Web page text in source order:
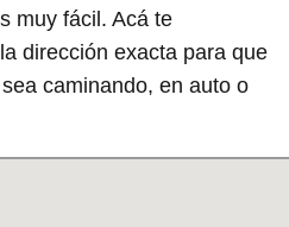
muy fácil. Acá te
dirección exacta para que
caminando, en auto o